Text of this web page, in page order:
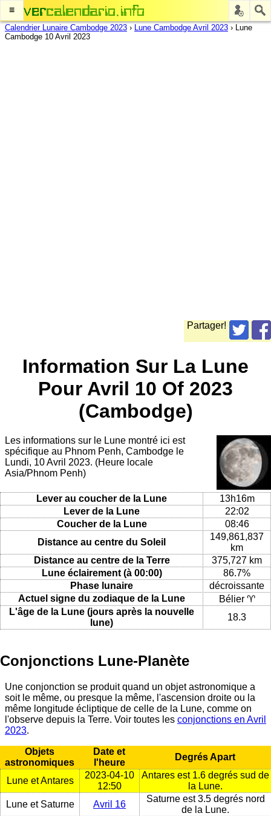
≡
Calendrier Lunaire Cambodge 2023 › Lune Cambodge Avril 2023 › Lune
Cambodge 10 Avril 2023
Partager!
Information Sur La Lune
Pour Avril 10 Of 2023
(Cambodge)
Les informations sur le Lune montré ici est
spécifique au Phnom Penh, Cambodge le
Lundi, 10 Avril 2023. (Heure locale
Asia/Phnom Penh)
Lever au coucher de la Lune
13h16m
Lever de la Lune
22:02
Coucher de la Lune
08:46
Distance au centre du Soleil
149,861,837
km
Distance au centre de la Terre
375,727 km
Lune éclairement (à 00:00)
86.7%
Phase lunaire
décroissante
Actuel signe du zodiaque de la Lune
Bélier ♈
L'âge de la Lune (jours après la nouvelle
lune)
18.3
Conjonctions Lune-Planète
Une conjonction se produit quand un objet astronomique a
soit le même, ou presque la même, l'ascension droite ou la
même longitude écliptique de celle de la Lune, comme on
l'observe depuis la Terre. Voir toutes les conjonctions en Avril
2023.
Objets
astronomiques
Date et
l'heure
Degrés Apart
Lune et Antares
2023-04-10
12:50
Antares est 1.6 degrés sud de
la Lune.
Lune et Saturne
Avril 16
Saturne est 3.5 degrés nord
de la Lune.